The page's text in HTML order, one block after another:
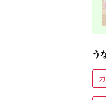
還元率返礼品
う